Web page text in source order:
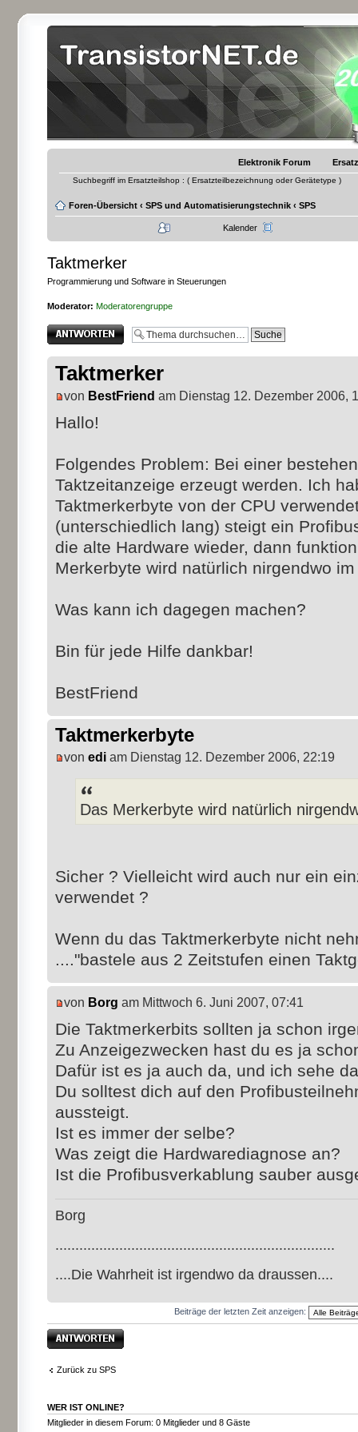
Elektronik Forum
Suchbegriff im Ersatzteilshop : ( Ersatzteilbezeichnung oder Gerätetype )
Foren-Übersicht ‹ SPS und Automatisierungstechnik ‹ SPS
Kalender
Taktmerker
Programmierung und Software in Steuerungen
Moderator: Moderatorengruppe
Antwort erstellen
Taktmerker
von BestFriend am Dienstag 12. Dezember 2006,
Hallo!
Folgendes Problem: Bei einer
Taktzeitanzeige erzeugt werden. Ich
Taktmerkerbyte von der CPU
(unterschiedlich lang) steigt ein
die alte Hardware wieder, dann
Merkerbyte wird natürlich nirgendwo
Was kann ich dagegen machen?
Bin für jede Hilfe dankbar!
BestFriend
Taktmerkerbyte
von edi am Dienstag 12. Dezember 2006, 22:19
Das Merkerbyte wird natürlich
Sicher ? Vielleicht wird auch nur ein
verwendet ?
Wenn du das Taktmerkerbyte nicht
...."bastele aus 2 Zeitstufen einen
von Borg am Mittwoch 6. Juni 2007, 07:41
Die Taktmerkerbits sollten ja schon
Zu Anzeigezwecken hast du es ja
Dafür ist es ja auch da, und ich sehe
Du solltest dich auf den
aussteigt.
Ist es immer der selbe?
Was zeigt die Hardwarediagnose an?
Ist die Profibusverkablung sauber
Borg
......................................................................
....Die Wahrheit ist irgendwo da draussen....
Beiträge der letzten Zeit anzeigen:
Antwort erstellen
Zurück zu SPS
WER IST ONLINE?
Mitglieder in diesem Forum: 0 Mitglieder und 8 Gäste